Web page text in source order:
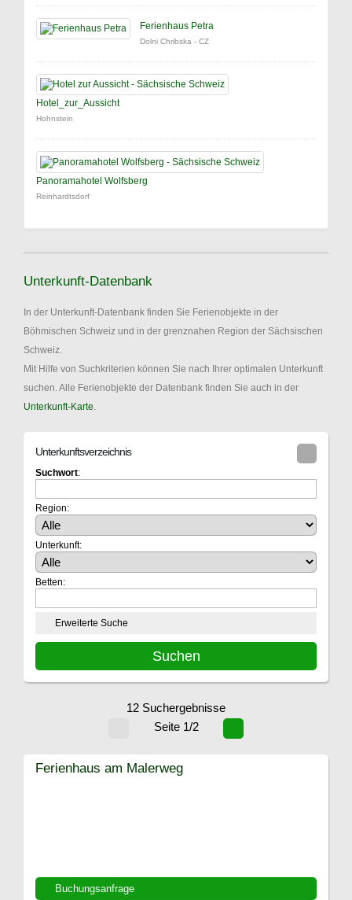
Ferienhaus Petra
Dolni Chribska - CZ
Hotel_zur_Aussicht
Hohnstein
Panoramahotel Wolfsberg
Reinhardtsdorf
Unterkunft-Datenbank
In der Unterkunft-Datenbank finden Sie Ferienobjekte in der
Böhmischen Schweiz und in der grenznahen Region der Sächsischen
Schweiz.
Mit Hilfe von Suchkriterien können Sie nach Ihrer optimalen Unterkunft
suchen. Alle Ferienobjekte der Datenbank finden Sie auch in der
Unterkunft-Karte
Unterkunftsverzeichnis
Suchwort:
Region:
Unterkunft:
Betten:
Erweiterte Suche
12 Suchergebnisse
Seite 1/2
Buchungsanfrage
Ferienhaus am Malerweg